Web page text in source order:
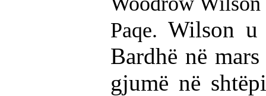
Paqe. Wilson u
Bardhë në
gjumë në